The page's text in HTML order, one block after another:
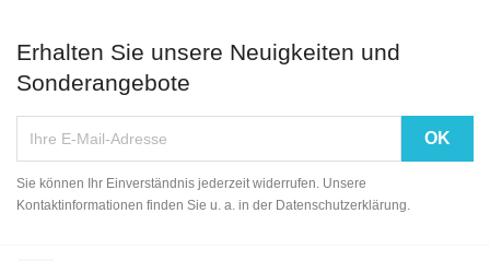
Erhalten Sie unsere Neuigkeiten und
Sonderangebote
Sie können Ihr Einverständnis jederzeit widerrufen. Unsere
Kontaktinformationen finden Sie u. a. in der Datenschutzerklärung.